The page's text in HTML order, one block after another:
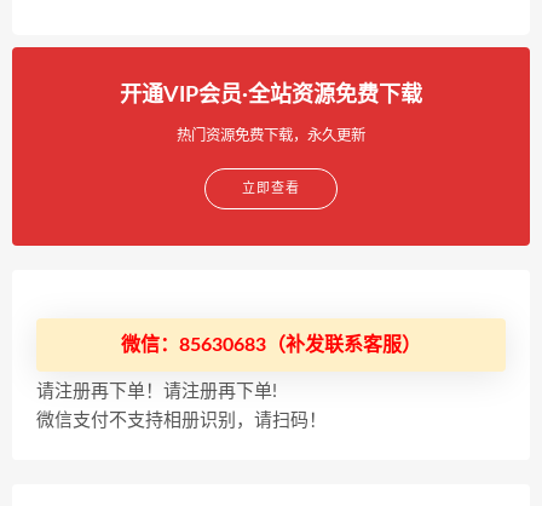
开通VIP会员·全站资源免费下载
热门资源免费下载，永久更新
立即查看
微信：85630683（补发联系客服）
请注册再下单！请注册再下单!
微信支付不支持相册识别，请扫码！